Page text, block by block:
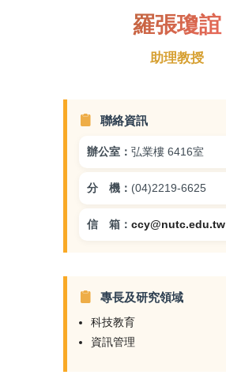
羅張瓊誼
助理教授
聯絡資訊
辦公室： 弘業樓 6416室
分 機： (04)2219-6625
信 箱： ccy@nutc.edu.tw
專長及研究領域
科技教育
資訊管理